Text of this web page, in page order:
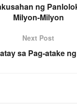
ng
Milyon-Milyon
Next Post
sa Pag-atake